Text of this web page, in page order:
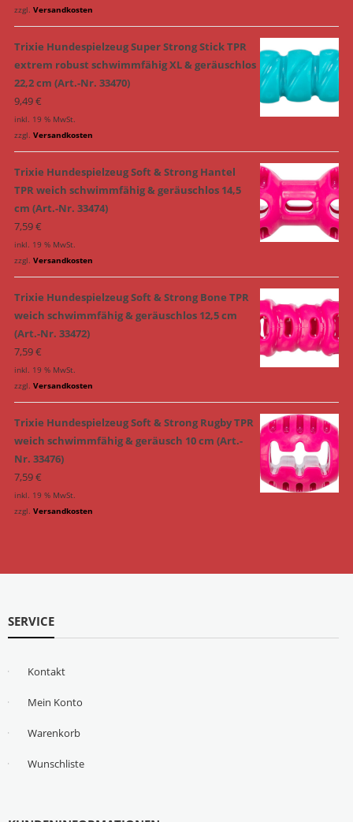
zzgl. Versandkosten
Trixie Hundespielzeug Super Strong Stick TPR
extrem robust schwimmfähig XL & geräuschlos
22,2 cm (Art.-Nr. 33470)
9,49€
inkl. 19 % MwSt.
zzgl. Versandkosten
Trixie Hundespielzeug Soft & Strong Hantel
TPR weich schwimmfähig & geräuschlos 14,5
cm (Art.-Nr. 33474)
7,59€
inkl. 19 % MwSt.
zzgl. Versandkosten
Trixie Hundespielzeug Soft & Strong Bone TPR
weich schwimmfähig & geräuschlos 12,5 cm
(Art.-Nr. 33472)
7,59€
inkl. 19 % MwSt.
zzgl. Versandkosten
Trixie Hundespielzeug Soft & Strong Rugby TPR
weich schwimmfähig & geräusch 10 cm (Art.-
Nr. 33476)
7,59€
inkl. 19 % MwSt.
zzgl. Versandkosten
SERVICE
Kontakt
Mein Konto
Warenkorb
Wunschliste